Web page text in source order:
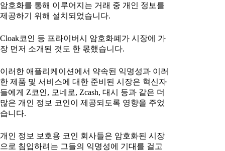
암호화를 통해 이루어지는 거래 중 개인 정보를
제공하기 위해 설치되었습니다.
Cloak코인 등 프라이버시 암호화폐가 시장에 가
장 먼저 소개된 것도 한 몫했습니다.
이러한 애플리케이션에서 약속된 익명성과 이러
한 제품 및 서비스에 대한 준비된 시장은 혁신자
들에게 Z코인, 모네로, Zcash, 대시 등과 같은 더
많은 개인 정보 코인이 제공되도록 영향을 주었
습니다.
개인 정보 보호용 코인 회사들은 암호화된 시장
으로 침입하려는 그들의 익명성에 기대를 걸고